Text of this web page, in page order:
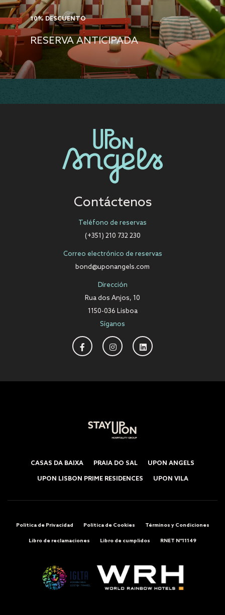
10% DESCUENTO
RESERVA ANTICIPADA
Contáctenos
Teléfono de reservas
(+351) 210 732 230
Correo electrónico de reservas
bond@uponangels.com
Dirección
Rua dos Anjos, 10
1150-036 Lisboa
Síganos
CASAS DA BAIXA PRAIA DO SAL UPON ANGELS
UPON LISBON PRIME RESIDENCES UPON VILA
Política de Privacidad Política de Cookies Términos y Condiciones
Libro de reclamaciones Libro de cumplidos RNET Nº11149